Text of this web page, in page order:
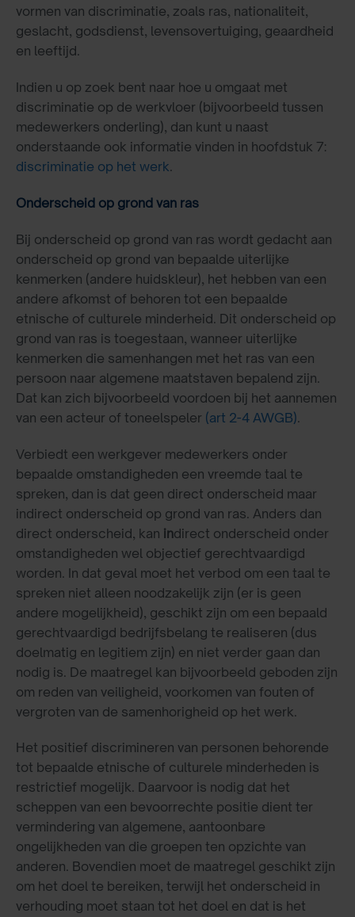
vormen van discriminatie, zoals ras, nationaliteit,
geslacht, godsdienst, levensovertuiging, geaardheid
en leeftijd.
Indien u op zoek bent naar hoe u omgaat met
discriminatie op de werkvloer (bijvoorbeeld tussen
medewerkers onderling), dan kunt u naast
onderstaande ook informatie vinden in hoofdstuk 7:
discriminatie op het werk.
Onderscheid op grond van ras
Bij onderscheid op grond van ras wordt gedacht aan
onderscheid op grond van bepaalde uiterlijke
kenmerken (andere huidskleur), het hebben van een
andere afkomst of behoren tot een bepaalde
etnische of culturele minderheid. Dit onderscheid op
grond van ras is toegestaan, wanneer uiterlijke
kenmerken die samenhangen met het ras van een
persoon naar algemene maatstaven bepalend zijn.
Dat kan zich bijvoorbeeld voordoen bij het aannemen
van een acteur of toneelspeler (art 2-4 AWGB).
Verbiedt een werkgever medewerkers onder
bepaalde omstandigheden een vreemde taal te
spreken, dan is dat geen direct onderscheid maar
indirect onderscheid op grond van ras. Anders dan
direct onderscheid, kan indirect onderscheid onder
omstandigheden wel objectief gerechtvaardigd
worden. In dat geval moet het verbod om een taal te
spreken niet alleen noodzakelijk zijn (er is geen
andere mogelijkheid), geschikt zijn om een bepaald
gerechtvaardigd bedrijfsbelang te realiseren (dus
doelmatig en legitiem zijn) en niet verder gaan dan
nodig is. De maatregel kan bijvoorbeeld geboden zijn
om reden van veiligheid, voorkomen van fouten of
vergroten van de samenhorigheid op het werk.
Het positief discrimineren van personen behorende
tot bepaalde etnische of culturele minderheden is
restrictief mogelijk. Daarvoor is nodig dat het
scheppen van een bevoorrechte positie dient ter
vermindering van algemene, aantoonbare
ongelijkheden van die groepen ten opzichte van
anderen. Bovendien moet de maatregel geschikt zijn
om het doel te bereiken, terwijl het onderscheid in
verhouding moet staan tot het doel en dat is het